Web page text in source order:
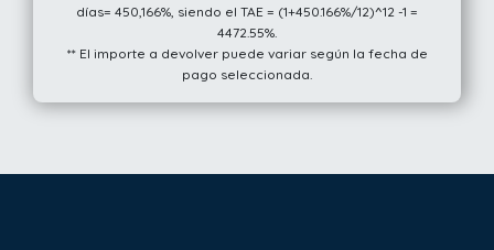
días= 450,166%, siendo el TAE = (1+450.166%/12)^12 -1 =
4472.55%.
** El importe a devolver puede variar según la fecha de
pago seleccionada.